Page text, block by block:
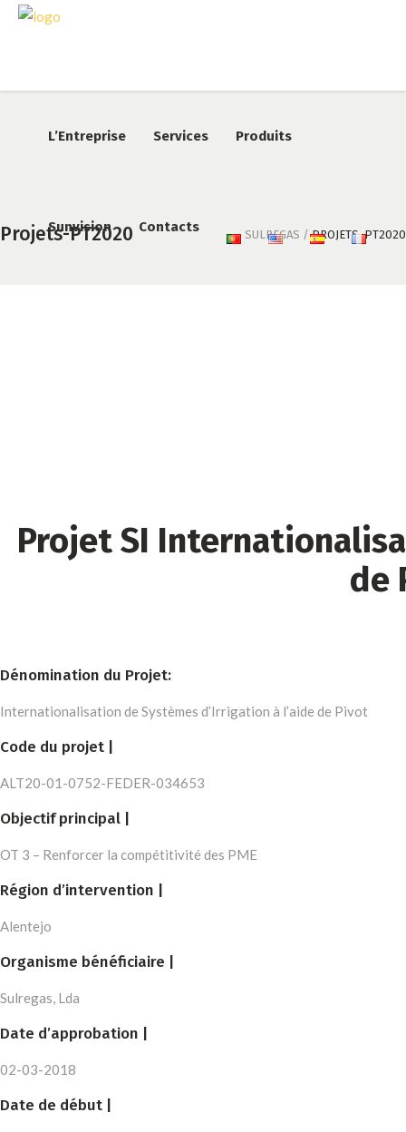
L’Entreprise Services Produits
Sunvision Contacts
Projets-PT2020 SULREGAS /PROJETS-PT2020
Projet SI
de
Dénomination du Projet:
Internationalisation de Systèmes d’Irrigation à l’aide de Pivot
Code du projet |
ALT20-01-0752-FEDER-034653
Objectif principal |
OT 3 – Renforcer la compétitivité des PME
Région d’intervention |
Alentejo
Organisme bénéficiaire |
Sulregas, Lda
Date d’approbation |
02-03-2018
Date de début |